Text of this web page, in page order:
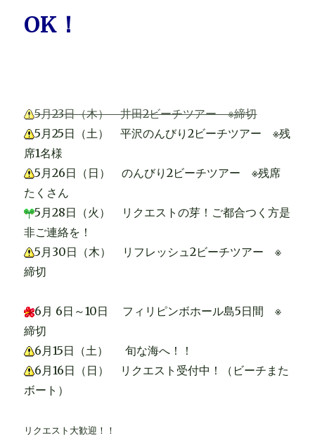
OK！
5月23日（木） 井田2ビーチツアー ※締切
5月25日（土） 平沢のんびり2ビーチツアー ※残
席1名様
5月26日（日） のんびり2ビーチツアー ※残席
たくさん
5月28日（火） リクエストの芽！ご都合つく方是
非ご連絡を！
5月30日（木） リフレッシュ2ビーチツアー ※
締切
6月 6日～10日 フィリピンボホール島5日間 ※
締切
6月15日（土） 旬な海へ！！
6月16日（日） リクエスト受付中！（ビーチまた
ボート）
リクエスト大歓迎！！